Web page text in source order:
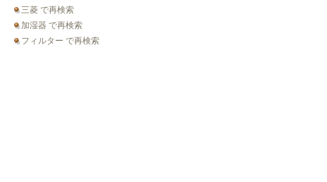
三菱 で再検索
加湿器 で再検索
フィルター で再検索